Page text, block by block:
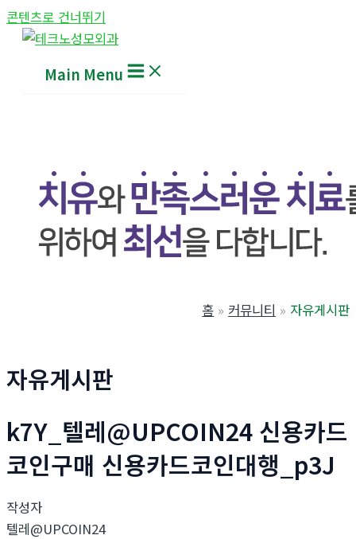
콘텐츠로 건너뛰기
Main Menu
홈 커뮤니티 자유게시판
자유게시판
k7Y_텔레@UPCOIN24 신용카드
코인구매 신용카드코인대행_p3J
작성자
텔레@UPCOIN24